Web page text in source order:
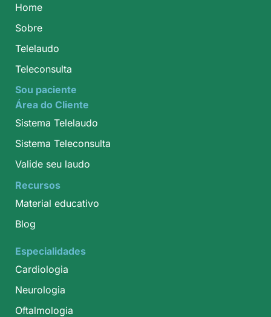
Home
Sobre
Telelaudo
Teleconsulta
Sou paciente
Área do Cliente
Sistema Telelaudo
Sistema Teleconsulta
Valide seu laudo
Recursos
Material educativo
Blog
Especialidades
Cardiologia
Neurologia
Oftalmologia